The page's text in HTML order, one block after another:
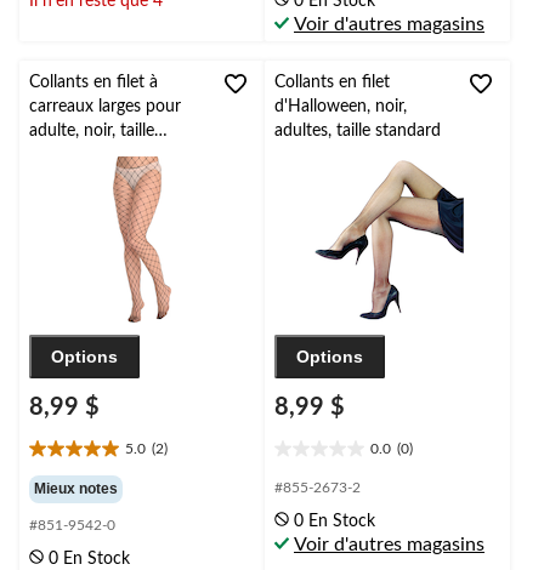
5.
5.
Voir d'autres magasins
Collants en filet à
carreaux larges pour
adulte, noir, taille
universelle, accessoire
de costume à porter
pour l'Halloween
Options
8,99 $
5.0 (2)
5.0
étoile(s)
sur
5.
2
Mieux notes
#851-9542-0
0 En Stock
Collants en filet
d'Halloween, noir,
adultes, taille standard
Options
8,99 $
0.0 (0)
étoile(s)
5.
#855-2673-2
0 En Stock
Voir d'autres magasins